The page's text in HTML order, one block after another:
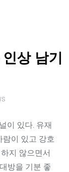
상 남기
이 있다. 유재
람이 있고 강호
지 않으면서
방을 기분 좋